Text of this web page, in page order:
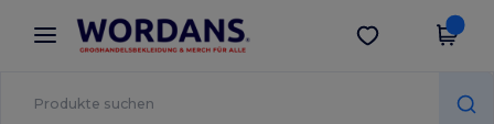
× Wordans App
Bessere Preise in der App!
App holen